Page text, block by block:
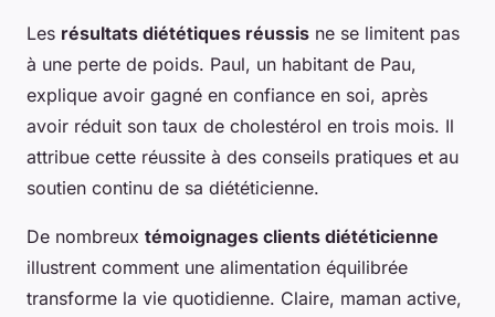
Les résultats diététiques réussis ne se limitent pas
à une perte de poids. Paul, un habitant de Pau,
explique avoir gagné en confiance en soi, après
avoir réduit son taux de cholestérol en trois mois. Il
attribue cette réussite à des conseils pratiques et au
soutien continu de sa diététicienne.
De nombreux témoignages clients diététicienne
illustrent comment une alimentation équilibrée
transforme la vie quotidienne. Claire, maman active,